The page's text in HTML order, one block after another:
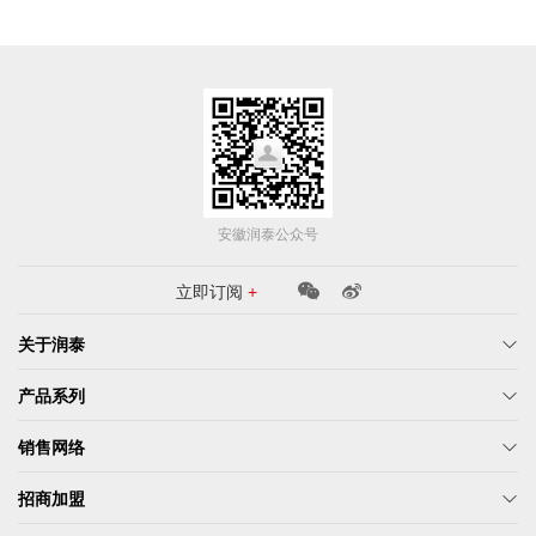
安徽润泰公众号
立即订阅 +
关于润泰
产品系列
销售网络
招商加盟